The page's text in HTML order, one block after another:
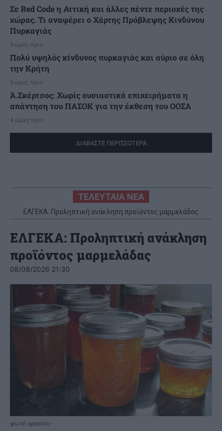
Σε Red Code η Αττική και άλλες πέντε περιοχές της
χώρας. Τι αναφέρει ο Χάρτης Πρόβλεψης Κινδύνου
Πυρκαγιάς
3 ώρες πριν
Πολύ υψηλός κίνδυνος πυρκαγιάς και αύριο σε όλη
την Κρήτη
3 ώρες πριν
Ά.Σκέρτσος: Χωρίς ουσιαστικά επιχειρήματα η
απάντηση του ΠΑΣΟΚ για την έκθεση του ΟΟΣΑ
4 ώρες πριν
ΔΙΑΒΑΣΤΕ ΠΕΡΙΣΣΟΤΕΡΑ